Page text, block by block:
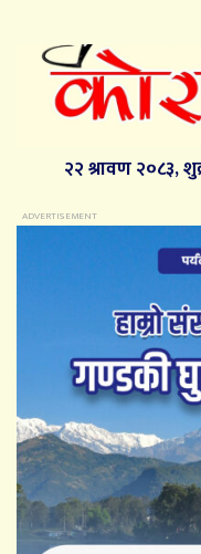
२२ श्रावण २०८३,